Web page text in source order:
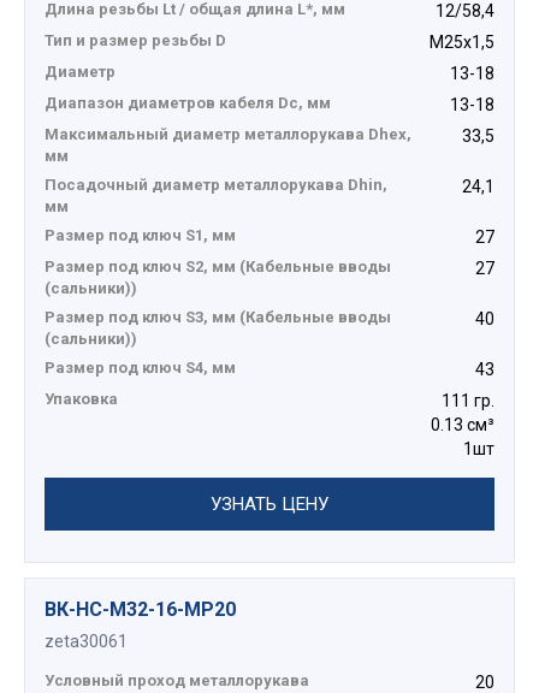
Длина резьбы Lt / общая длина L*, мм 12/58,4
Тип и размер резьбы D М25х1,5
Диаметр 13-18
Диапазон диаметров кабеля Dc, мм 13-18
Максимальный диаметр металлорукава Dhex,
мм
33,5
Посадочный диаметр металлорукава Dhin,
мм
24,1
Размер под ключ S1, мм 27
Размер под ключ S2, мм (Кабельные вводы
(сальники))
27
Размер под ключ S3, мм (Кабельные вводы
(сальники))
40
Размер под ключ S4, мм 43
Упаковка
111 гр.
0.13 см³
1шт
УЗНАТЬ ЦЕНУ
ВК-НС-М32-16-МР20
zeta30061
Условный проход металлорукава 20